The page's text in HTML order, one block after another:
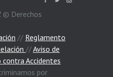
© Derechos
// Reglamento
//Aviso de
contra Accidentes
por